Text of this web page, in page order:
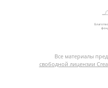
Все материалы
свободной лицензии